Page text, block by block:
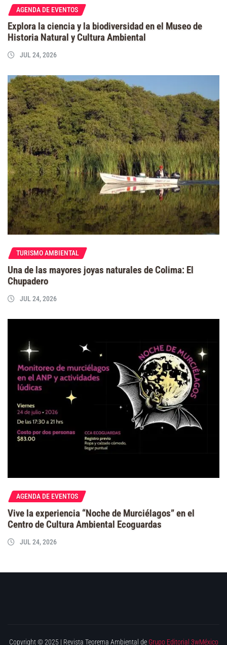
AGENDA DE EVENTOS
Explora la ciencia y la biodiversidad en el Museo de
Historia Natural y Cultura Ambiental
JUL 24, 2026
TURISMO AMBIENTAL
Una de las mayores joyas naturales de Colima: El
Chupadero
JUL 24, 2026
AGENDA DE EVENTOS
Vive la experiencia “Noche de Murciélagos” en el
Centro de Cultura Ambiental Ecoguardas
JUL 24, 2026
Copyright © 2025 | Revista Teorema Ambiental de Grupo Editorial 3wMéxico